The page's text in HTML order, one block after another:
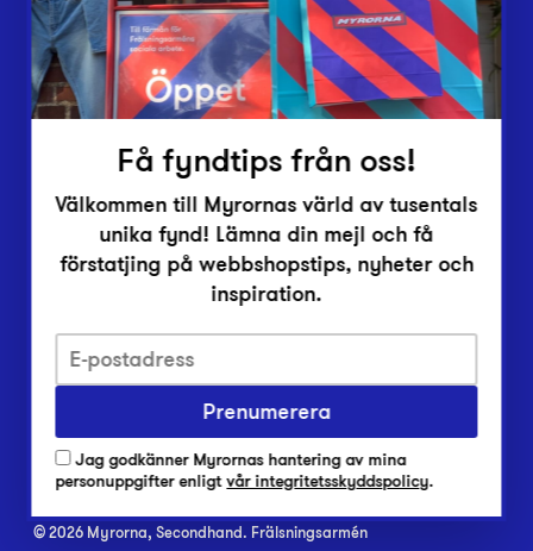
Inlämningsplatser
Om Myrorna
Lediga jobb
Pressrum
Integritetsskyddspolicy
Har du frågor om onlineköp, leverans eller retur?
Har du frågor om vår verksamhet?
Vanliga frågor om Myrorna
© 2026 Myrorna, Secondhand. Frälsningsarmén
Få fyndtips från oss!
Välkommen till Myrornas värld av tusentals
unika fynd! Lämna din mejl och få
förstatjing på webbshopstips, nyheter och
inspiration.
Prenumerera
Jag godkänner Myrornas hantering av mina
personuppgifter enligtvår integritetsskyddspolicy.